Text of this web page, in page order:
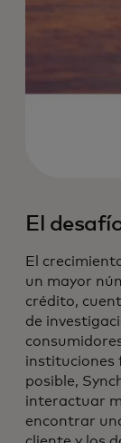
El
El
un mayor
crédito,
de
instituciones
posible,
interactuar
encontrar